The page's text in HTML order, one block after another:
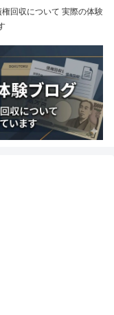
回収について 実際の体験